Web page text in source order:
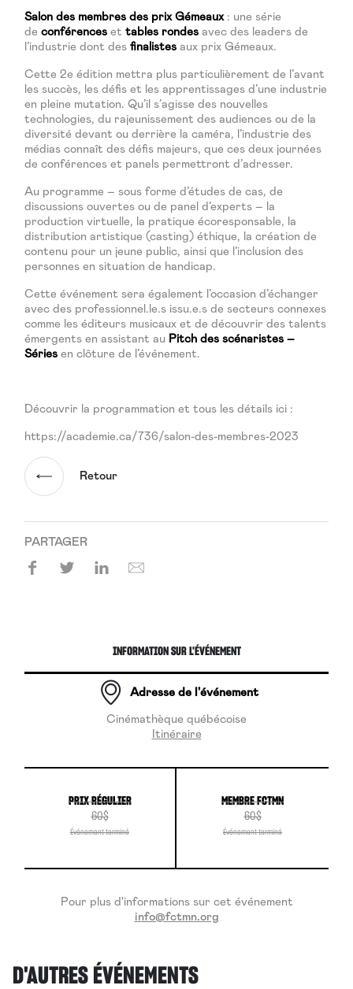
Salon des membres des prix Gémeaux: une série
de conférences et tables rondes avec des leaders de
l’industrie dont des finalistes aux prix Gémeaux.
Cette 2e édition mettra plus particulièrement de l’avant
les succès, les défis et les apprentissages d’une industrie
en pleine mutation. Qu’il s’agisse des nouvelles
technologies, du rajeunissement des audiences ou de la
diversité devant ou derrière la caméra, l’industrie des
médias connaît des défis majeurs, que ces deux journées
de conférences et panels permettront d’adresser.
Au programme – sous forme d’études de cas, de
discussions ouvertes ou de panel d’experts – la
production virtuelle, la pratique écoresponsable, la
distribution artistique (casting) éthique, la création de
contenu pour un jeune public, ainsi que l’inclusion des
personnes en situation de handicap.
Cette événement sera également l’occasion d’échanger
avec des professionnel.le.s issu.e.s de secteurs connexes
comme les éditeurs musicaux et de découvrir des talents
émergents en assistant au Pitch des scénaristes –
Séries en clôture de l’événement.
Découvrir la programmation et tous les détails ici :
https://academie.ca/736/salon-des-membres-2023
Retour
PARTAGER
INFORMATION SUR L'ÉVÉNEMENT
Adresse de l'événement
Cinémathèque québécoise
Itinéraire
PRIX RÉGULIER
60$
MEMBRE FCTMN
60$
Pour plus d'informations sur cet événement
info@fctmn.org
D'AUTRES ÉVÉNEMENTS